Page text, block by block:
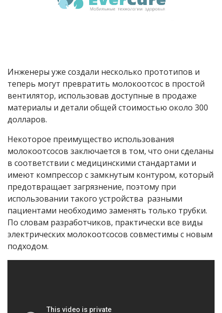
Инженеры уже создали несколько прототипов и
теперь могут превратить молокоотсос в простой
вентилятор, использовав доступные в продаже
материалы и детали общей стоимостью около 300
долларов.
Некоторое преимущество использования
молокоотсосов заключается в том, что они сделаны
в соответствии с медицинскими стандартами и
имеют компрессор с замкнутым контуром, который
предотвращает загрязнение, поэтому при
использовании такого устройства разными
пациентами необходимо заменять только трубки.
По словам разработчиков, практически все виды
электрических молокоотсосов совместимы с новым
подходом.